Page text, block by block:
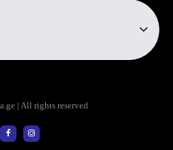
| All rights reserved